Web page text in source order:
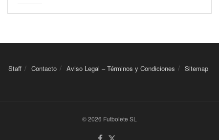
Staff Contacto Aviso Legal – Términos y Condiciones Sitemap
© 2026 Futbolete SL